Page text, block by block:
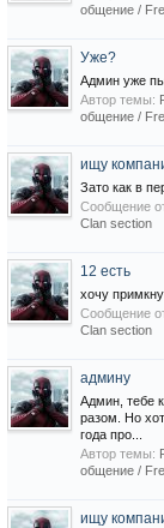
общение /
Уже?
Админ уже
Автор темы:
общение /
ищу
Зато как в
Сообщение
Сlan section
12 есть
хочу
Сообщение
Сlan section
админу
Админ, тебе
разом. Но
года про...
Автор темы:
общение /
ищу